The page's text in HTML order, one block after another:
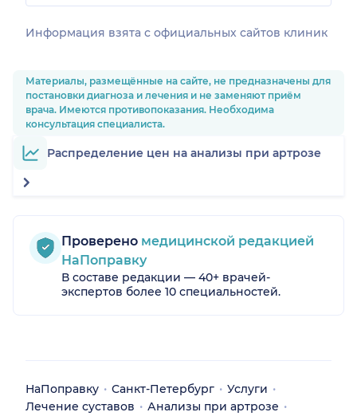
Информация взята c официальных сайтов клиник
Материалы, размещённые на сайте, не предназначены для
постановки диагноза и лечения и не заменяют приём
врача. Имеются противопоказания. Необходима
консультация специалиста.
Распределение цен на анализы при артрозе
Проверено медицинской редакцией
НаПоправку
В составе редакции — 40+ врачей-
экспертов более 10 специальностей.
НаПоправку Санкт-Петербург
Услуги
Лечение суставов
Анализы при артрозе